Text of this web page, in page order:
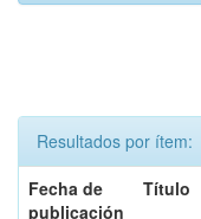
Resultados por ítem:
Fecha de
publicación
Título